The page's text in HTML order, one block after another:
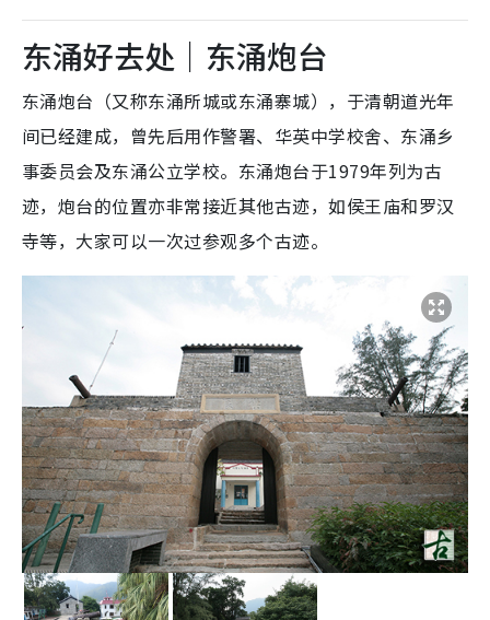
东涌好去处｜东涌炮台
东涌炮台（又称东涌所城或东涌寨城），于清朝道光年
间已经建成，曾先后用作警署、华英中学校舍、东涌乡
事委员会及东涌公立学校。东涌炮台于1979年列为古
迹，炮台的位置亦非常接近其他古迹，如侯王庙和罗汉
寺等，大家可以一次过参观多个古迹。